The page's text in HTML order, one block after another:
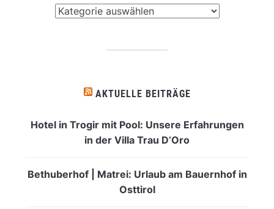
AKTUELLE BEITRÄGE
Hotel in Trogir mit Pool: Unsere Erfahrungen
in der Villa Trau D’Oro
Bethuberhof | Matrei: Urlaub am Bauernhof in
Osttirol